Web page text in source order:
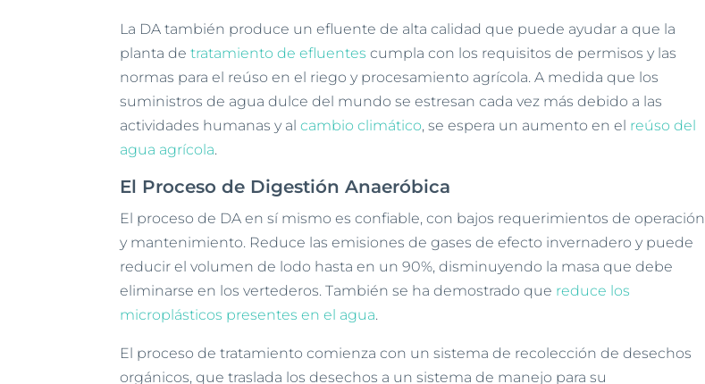
La DA también produce un efluente de alta calidad que puede ayudar a que la
planta detratamiento de efluentes cumpla con los requisitos de permisos y las
normas para el reúso en el riego y procesamiento agrícola. A medida que los
suministros de agua dulce del mundo se estresan cada vez más debido a las
actividades humanas y alcambio climático, se espera un aumento en el reúso del
agua agrícola.
El Proceso de Digestión Anaeróbica
El proceso de DA en sí mismo es confiable, con bajos requerimientos de operación
y mantenimiento. Reduce las emisiones de gases de efecto invernadero y puede
reducir el volumen de lodo hasta en un 90%, disminuyendo la masa que debe
eliminarse en los vertederos. También se ha demostrado que reduce los
microplásticos presentes en el agua.
El proceso de tratamiento comienza con un sistema de recolección de desechos
orgánicos, que traslada los desechos a un sistema de manejo para su